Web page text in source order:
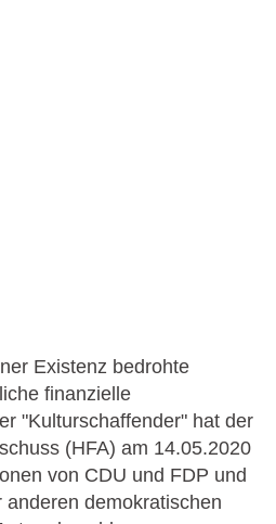
Existenz bedrohte
finanzielle
"Kulturschaffender" hat der
(HFA) am 14.05.2020
von CDU und FDP und
demokratischen